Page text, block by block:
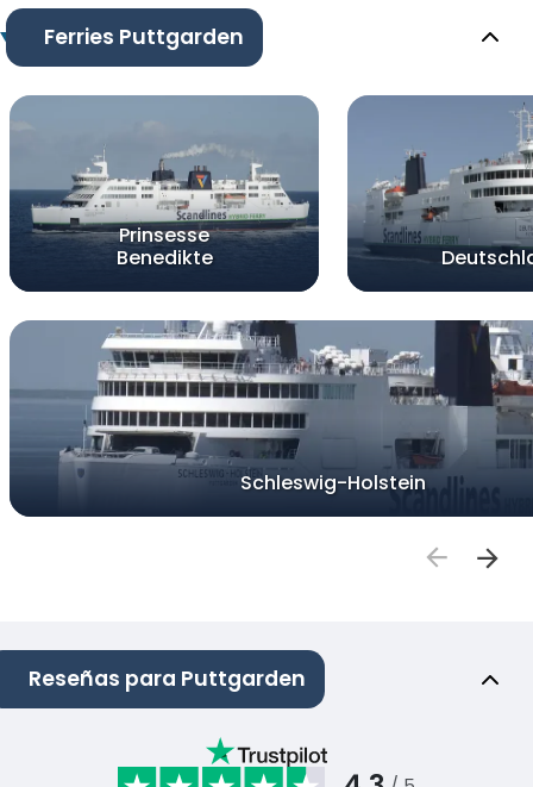
Ferries Puttgarden
Prinsesse
Benedikte
Schleswig-Holstein
Reseñas para Puttgarden